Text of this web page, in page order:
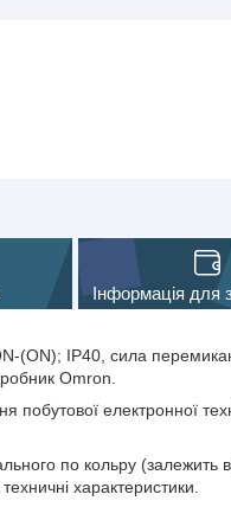
Інформація для
(ON); IP40, сила
Omron.
електронної
по кольру (залежить
характеристики.